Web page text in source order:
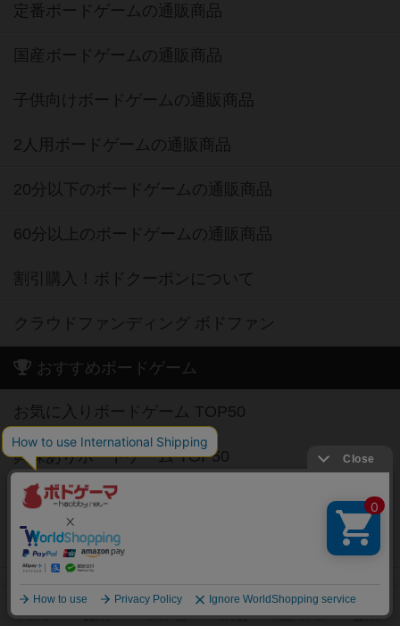
定番ボードゲームの通販商品
国産ボードゲームの通販商品
子供向けボードゲームの通販商品
2人用ボードゲームの通販商品
20分以下のボードゲームの通販商品
60分以上のボードゲームの通販商品
割引購入！ボドクーポンについて
クラウドファンディング ボドファン
おすすめボードゲーム
お気に入りボードゲーム TOP50
興味ありボードゲーム TOP50
経験ありボードゲーム TOP50
持ってるボードゲーム TOP50